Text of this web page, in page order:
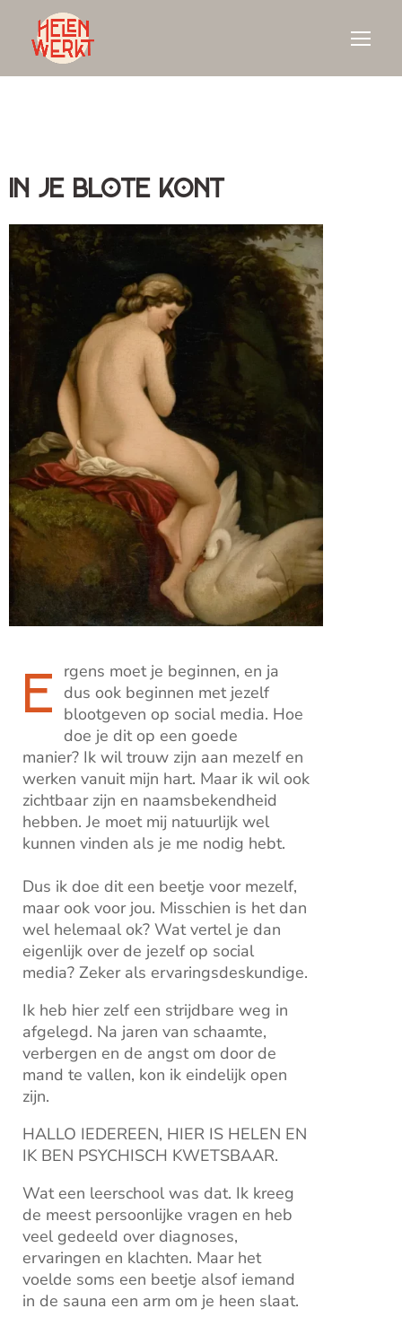
In je blote kont
E rgens moet je beginnen, en ja
dus ook beginnen met jezelf
blootgeven op social media. Hoe
doe je dit op een goede
manier? Ik wil trouw zijn aan mezelf en
werken vanuit mijn hart. Maar ik wil ook
zichtbaar zijn en naamsbekendheid
hebben. Je moet mij natuurlijk wel
kunnen vinden als je me nodig hebt.
Dus ik doe dit een beetje voor mezelf,
maar ook voor jou. Misschien is het dan
wel helemaal ok? Wat vertel je dan
eigenlijk over de jezelf op social
media? Zeker als ervaringsdeskundige.
Ik heb hier zelf een strijdbare weg in
afgelegd. Na jaren van schaamte,
verbergen en de angst om door de
mand te vallen, kon ik eindelijk open
zijn.
HALLO IEDEREEN, HIER IS HELEN EN
IK BEN PSYCHISCH KWETSBAAR.
Wat een leerschool was dat. Ik kreeg
de meest persoonlijke vragen en heb
veel gedeeld over diagnoses,
ervaringen en klachten. Maar het
voelde soms een beetje alsof iemand
in de sauna een arm om je heen slaat.